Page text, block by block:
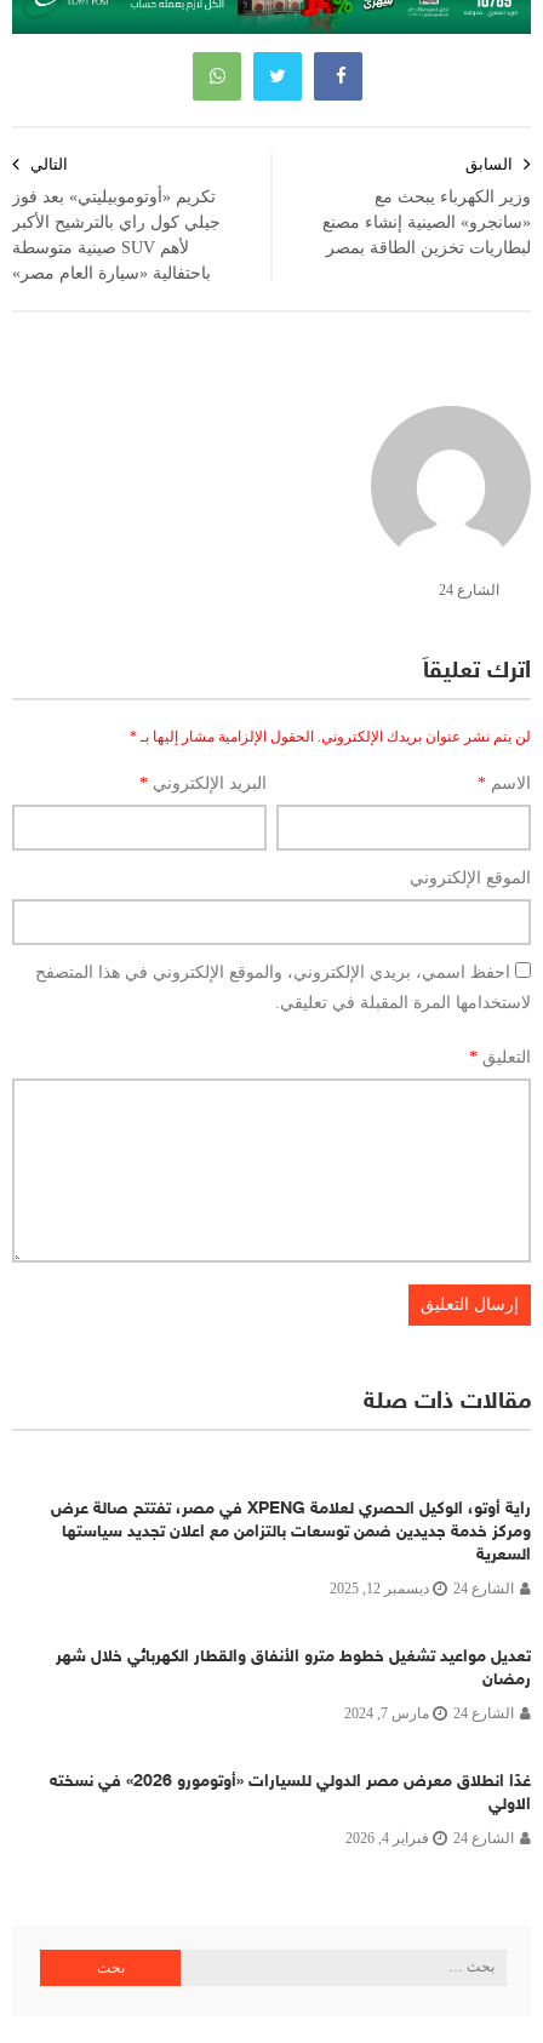
المقالات
السابق
وزير الكهرباء يبحث مع
«سانجرو» الصينية إنشاء مصنع
لبطاريات تخزين الطاقة بمصر
التالي
تكريم «أوتوموبيليتي» بعد فوز
جيلي كول راي بالترشيح الأكبر
لأهم SUV صينية متوسطة
باحتفالية «سيارة العام مصر»
الشارع 24
اترك تعليقاً
لن يتم نشر عنوان بريدك الإلكتروني. الحقول الإلزامية مشار إليها بـ*
الاسم * البريد الإلكتروني*
الموقع الإلكتروني
احفظ اسمي، بريدي الإلكتروني، والموقع الإلكتروني في هذا المتصفح
لاستخدامها المرة المقبلة في تعليقي.
التعليق *
مقالات ذات صلة
راية أوتو، الوكيل الحصري لعلامة XPENG في مصر، تفتتح صالة عرض
ومركز خدمة جديدين ضمن توسعات بالتزامن مع اعلان تجديد سياستها
السعرية
الشارع 24 ديسمبر 12, 2025
تعديل مواعيد تشغيل خطوط مترو الأنفاق والقطار الكهربائي خلال شهر
رمضان
الشارع 24 مارس 7, 2024
غدًا انطلاق معرض مصر الدولي للسيارات «أوتومورو 2026» في نسخته
الاولي
الشارع 24 فبراير 4, 2026
البحث